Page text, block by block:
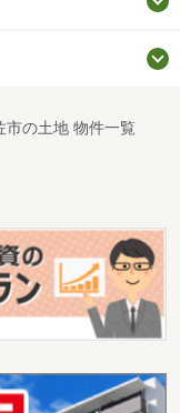
市の土地 物件一覧